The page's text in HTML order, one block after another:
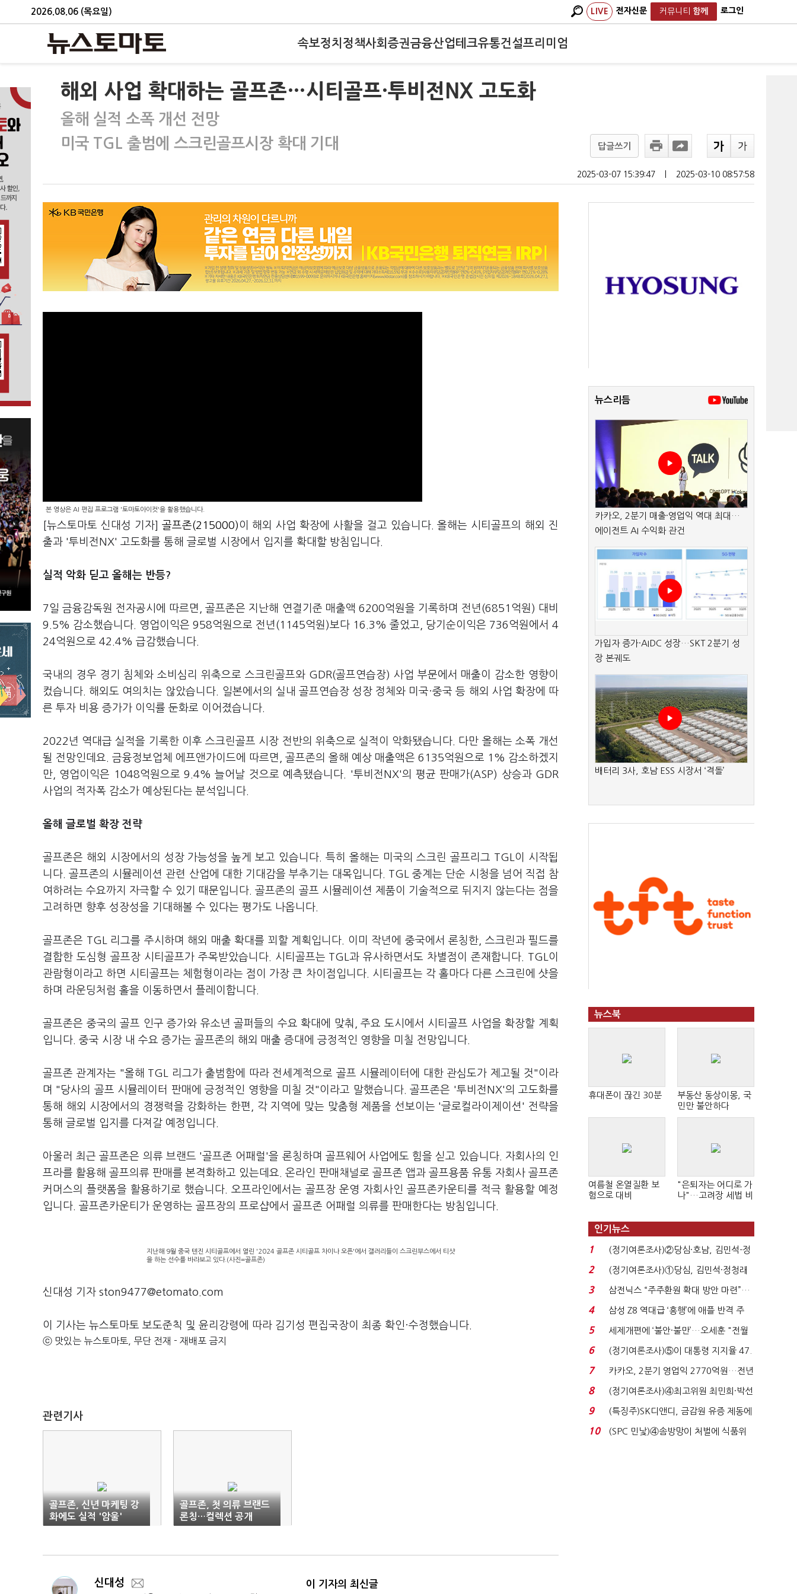
2026.08.06 (목요일) LIVE 전자신문 커뮤니티 함께 로그인
속보정치 정책사회 증권금융산업테크유통건설프리미엄
해외 사업 확대하는 골프존…시티골프·투비전NX 고도화
올해 실적 소폭 개선 전망
미국 TGL 출범에 스크린골프시장 확대 기대
답글쓰기
2025-03-07 15:39:47 2025-03-10 08:57:58
본 영상은 AI 편집 프로그램 '토마토아이컷'을 활용했습니다.
[뉴스토마토 신대성 기자] 골프존(215000)이 해외 사업 확장에 사활을 걸고 있습니다. 올해는 시티골프의 해외 진
출과 '투비전NX' 고도화를 통해 글로벌 시장에서 입지를 확대할 방침입니다.
실적 악화 딛고 올해는 반등?
7일 금융감독원 전자공시에 따르면, 골프존은 지난해 연결기준 매출액 6200억원을 기록하며 전년(6851억원) 대비
9.5% 감소했습니다. 영업이익은 958억원으로 전년(1145억원)보다 16.3% 줄었고, 당기순이익은 736억원에서 4
24억원으로 42.4% 급감했습니다.
국내의 경우 경기 침체와 소비심리 위축으로 스크린골프와 GDR(골프연습장) 사업 부문에서 매출이 감소한 영향이
컸습니다. 해외도 여의치는 않았습니다. 일본에서의 실내 골프연습장 성장 정체와 미국·중국 등 해외 사업 확장에 따
른 투자 비용 증가가 이익률 둔화로 이어졌습니다.
2022년 역대급 실적을 기록한 이후 스크린골프 시장 전반의 위축으로 실적이 악화됐습니다. 다만 올해는 소폭 개선
될 전망인데요. 금융정보업체 에프앤가이드에 따르면, 골프존의 올해 예상 매출액은 6135억원으로 1% 감소하겠지
만, 영업이익은 1048억원으로 9.4% 늘어날 것으로 예측됐습니다. '투비전NX'의 평균 판매가(ASP) 상승과 GDR
사업의 적자폭 감소가 예상된다는 분석입니다.
올해 글로벌 확장 전략
골프존은 해외 시장에서의 성장 가능성을 높게 보고 있습니다. 특히 올해는 미국의 스크린 골프리그 TGL이 시작됩
니다. 골프존의 시뮬레이션 관련 산업에 대한 기대감을 부추기는 대목입니다. TGL 중계는 단순 시청을 넘어 직접 참
여하려는 수요까지 자극할 수 있기 때문입니다. 골프존의 골프 시뮬레이션 제품이 기술적으로 뒤지지 않는다는 점을
고려하면 향후 성장성을 기대해볼 수 있다는 평가도 나옵니다.
골프존은 TGL 리그를 주시하며 해외 매출 확대를 꾀할 계획입니다. 이미 작년에 중국에서 론칭한, 스크린과 필드를
결합한 도심형 골프장 시티골프가 주목받았습니다. 시티골프는 TGL과 유사하면서도 차별점이 존재합니다. TGL이
관람형이라고 하면 시티골프는 체험형이라는 점이 가장 큰 차이점입니다. 시티골프는 각 홀마다 다른 스크린에 샷을
하며 라운딩처럼 홀을 이동하면서 플레이합니다.
골프존은 중국의 골프 인구 증가와 유소년 골퍼들의 수요 확대에 맞춰, 주요 도시에서 시티골프 사업을 확장할 계획
입니다. 중국 시장 내 수요 증가는 골프존의 해외 매출 증대에 긍정적인 영향을 미칠 전망입니다.
골프존 관계자는 "올해 TGL 리그가 출범함에 따라 전세계적으로 골프 시뮬레이터에 대한 관심도가 제고될 것"이라
며 "당사의 골프 시뮬레이터 판매에 긍정적인 영향을 미칠 것"이라고 말했습니다. 골프존은 '투비전NX'의 고도화를
통해 해외 시장에서의 경쟁력을 강화하는 한편, 각 지역에 맞는 맞춤형 제품을 선보이는 '글로컬라이제이션' 전략을
통해 글로벌 입지를 다져갈 예정입니다.
아울러 최근 골프존은 의류 브랜드 '골프존 어패럴'을 론칭하며 골프웨어 사업에도 힘을 싣고 있습니다. 자회사의 인
프라를 활용해 골프의류 판매를 본격화하고 있는데요. 온라인 판매채널로 골프존 앱과 골프용품 유통 자회사 골프존
커머스의 플랫폼을 활용하기로 했습니다. 오프라인에서는 골프장 운영 자회사인 골프존카운티를 적극 활용할 예정
입니다. 골프존카운티가 운영하는 골프장의 프로샵에서 골프존 어패럴 의류를 판매한다는 방침입니다.
지난해 9월 중국 톈진 시티골프에서 열린 '2024 골프존 시티골프 차이나 오픈'에서 갤러리들이 스크린부스에서 티샷
을 하는 선수를 바라보고 있다.(사진=골프존)
신대성 기자 ston9477@etomato.com
이 기사는 뉴스토마토 보도준칙 및 윤리강령에 따라 김기성 편집국장이 최종 확인·수정했습니다.
ⓒ 맛있는 뉴스토마토, 무단 전재 - 재배포 금지
관련기사
골프존, 신년 마케팅 강
화에도 실적 '암울'
골프존, 첫 의류 브랜드
론칭…컬렉션 공개
신대성 이 기자의 최신글
뉴스리듬
카카오, 2분기 매출·영업익 역대 최대…
에이전트 AI 수익화 관건
가입자 증가·AIDC 성장…SKT 2분기 성
장 본궤도
배터리 3사, 호남 ESS 시장서 ‘격돌’
뉴스북
휴대폰이 끊긴 30분
부동산 동상이몽, 국
민만 불안하다
여름철 온열질환 보
험으로 대비
"은퇴자는 어디로 가
나"…고려장 세법 비
인기뉴스
1
(정기여론조사)②당심·호남, 김민석-정
청래 '초접전'...
2
(정기여론조사)①당심, 김민석·정청래
'초접전'…대통령 ...
3
삼전닉스 “주주환원 확대 방안 마련”…
로이터에 성명...
4
삼성 Z8 역대급 ‘흥행’에 애플 반격 주
목…9월 ‘폴...
5
세제개편에 ‘불안·불만’…오세훈 "전월
세 구하기 더 ...
6
(정기여론조사)⑤이 대통령 지지율 47.
7%…일주일 만에 ...
7
카카오, 2분기 영업익 2770억원…전년
비 36% 증가...
8
(정기여론조사)④최고위원 최민희·박선
원 '양강'…서미...
9
(특징주)SK디앤디, 금감원 유증 제동에
장 초반 상한가...
10
(SPC 민낯)④솜방망이 처벌에 식품위